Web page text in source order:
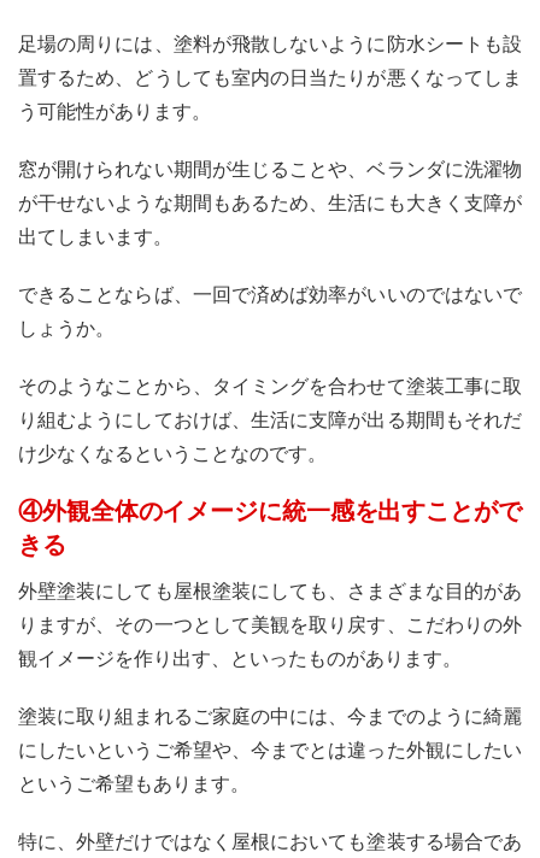
足場の周りには、塗料が飛散しないように防水シートも設
置するため、どうしても室内の日当たりが悪くなってしま
う可能性があります。
窓が開けられない期間が生じることや、ベランダに洗濯物
が干せないような期間もあるため、生活にも大きく支障が
出てしまいます。
できることならば、一回で済めば効率がいいのではないで
しょうか。
そのようなことから、タイミングを合わせて塗装工事に取
り組むようにしておけば、生活に支障が出る期間もそれだ
け少なくなるということなのです。
④外観全体のイメージに統一感を出すことがで
きる
外壁塗装にしても屋根塗装にしても、さまざまな目的があ
りますが、その一つとして美観を取り戻す、こだわりの外
観イメージを作り出す、といったものがあります。
塗装に取り組まれるご家庭の中には、今までのように綺麗
にしたいというご希望や、今までとは違った外観にしたい
というご希望もあります。
特に、外壁だけではなく屋根においても塗装する場合であ